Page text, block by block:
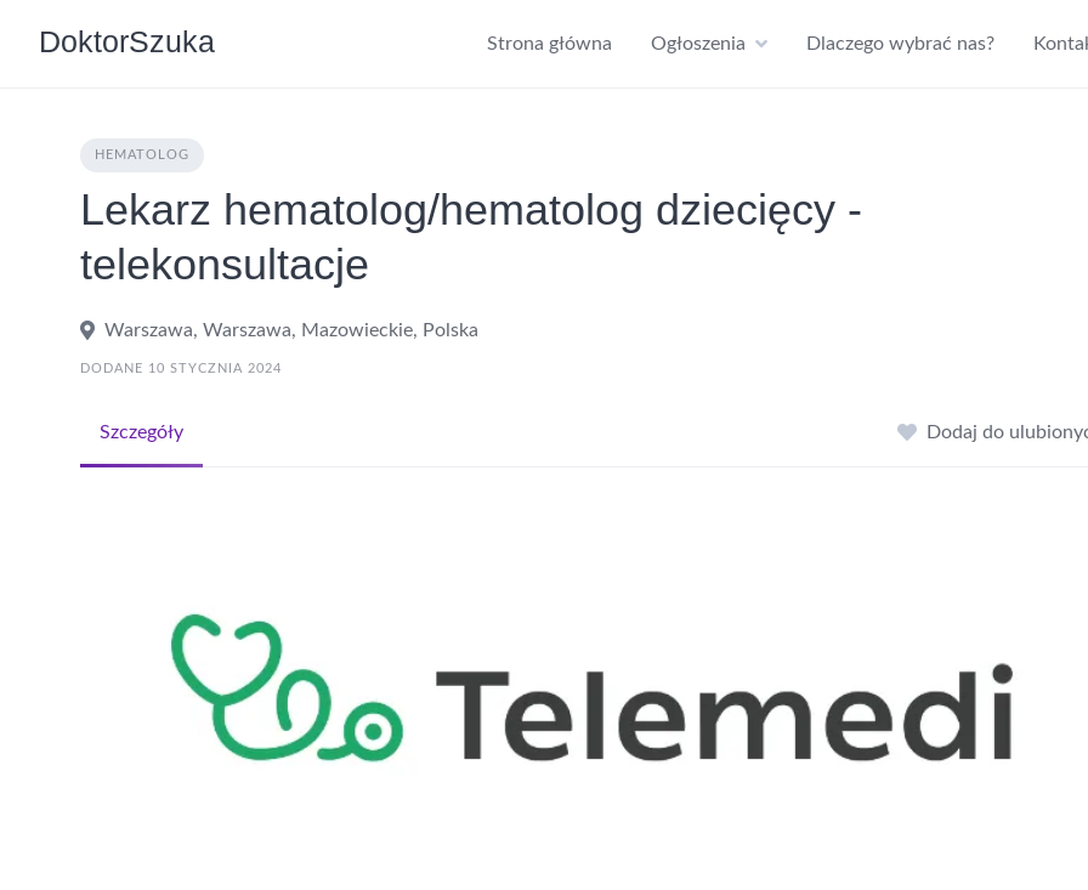
DoktorSzuka Strona główna Ogłoszenia Dlaczego wybrać nas?
HEMATOLOG
Lekarz hematolog/hematolog dziecięcy -
telekonsultacje
Warszawa, Warszawa, Mazowieckie, Polska
DODANE 10 STYCZNIA 2024
Szczegóły Dodaj do